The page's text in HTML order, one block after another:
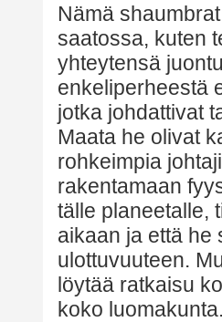
Nämä
saatossa, kuten
yhteytensä
enkeliperheestä
jotka johdattivat
Maata he olivat
rohkeimpia
rakentamaan
tälle planeetalle,
aikaan ja että he
ulottuvuuteen.
löytää ratkaisu
koko